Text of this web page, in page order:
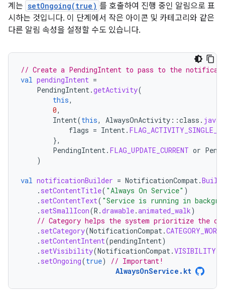
계는 setOngoing(true) 를 호출하여 진행 중인 알림으로 표
시하는 것입니다. 이 단계에서 작은 아이콘 및 카테고리와 같은
다른 알림 속성을 설정할 수도 있습니다.
// Create a PendingIntent to pass to the
val pendingIntent =
PendingIntent.getActivity(
this,
0,
Intent(this, AlwaysOnActivity ::class . java
flags = Intent.
},
PendingIntent. FLAG_UPDATE_CURRENT or
)
val notificationBuilder = NotificationCompat.
. setContentTitle( "Always On Service" )
. setContentText( "Service is running in
. setSmallIcon(R .drawable.animated_walk)
// Category helps the system prioritize the
. setCategory(NotificationCompat.
. setContentIntent(pendingIntent)
. setVisibility(NotificationCompat.
. setOngoing(true)
// Important!
AlwaysOnService.kt